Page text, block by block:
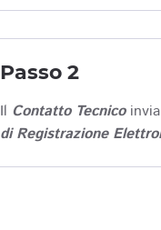
Passo 2
Il Contatto Tecnico
di Registrazione